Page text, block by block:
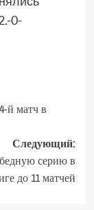
0-
й матч в
Следующий:
серию в
до 11 матчей